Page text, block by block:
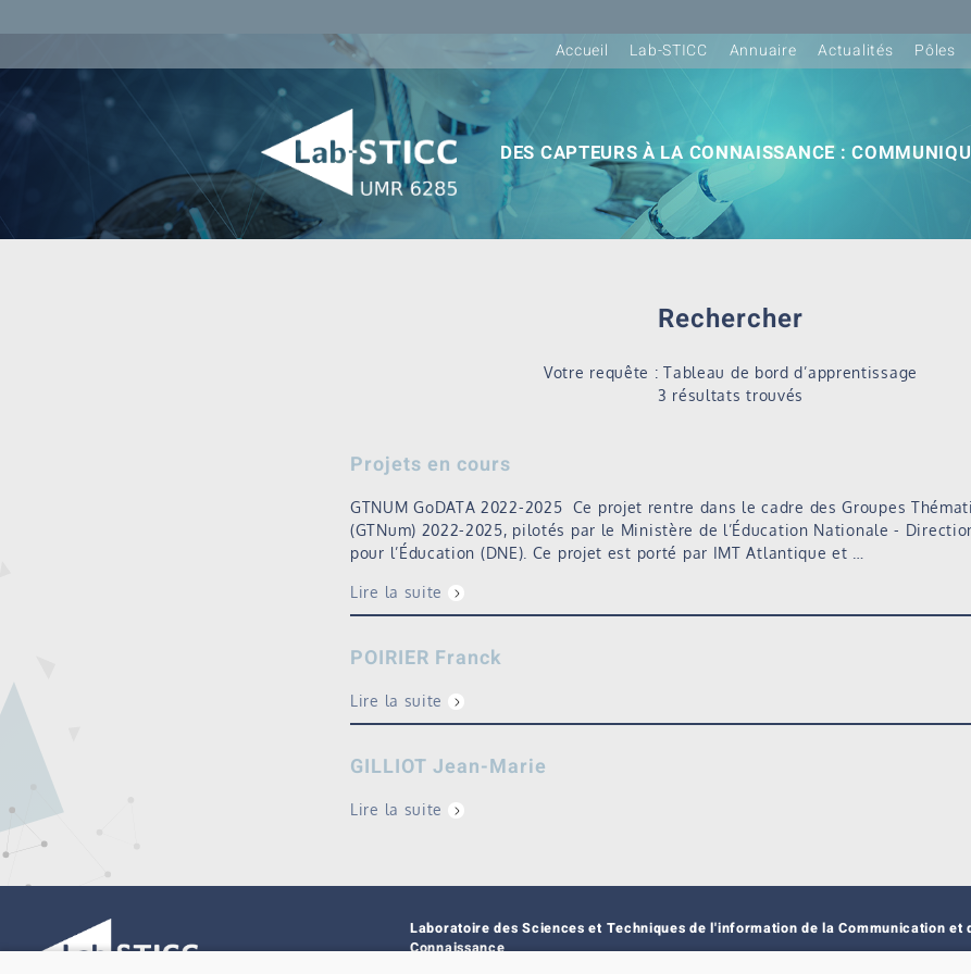
Accueil
Lab-STICC Annuaire Actualités Pôles
DES CAPTEURS À LA CONNAISSANCE :
Rechercher
Votre requête : Tableau de bord d’apprentissage
3 résultats trouvés
Projets en cours
GTNUM GoDATA 2022-2025 Ce projet rentre dans le cadre des Groupes
(GTNum) 2022-2025, pilotés par le Ministère de l’Éducation Nationale -
pour l’Éducation (DNE). Ce projet est porté par IMT Atlantique et …
Lire la suite
POIRIER Franck
Lire la suite
GILLIOT Jean-Marie
Lire la suite
Laboratoire des Sciences et Techniques de l'information de la Communication et
Connaissance